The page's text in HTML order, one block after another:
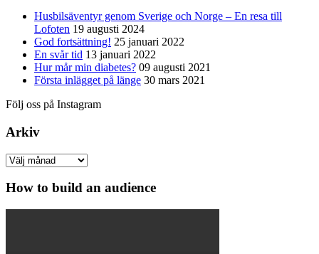
Husbilsäventyr genom Sverige och Norge – En resa till
Lofoten 19 augusti 2024
God fortsättning! 25 januari 2022
En svår tid 13 januari 2022
Hur mår min diabetes? 09 augusti 2021
Första inlägget på länge 30 mars 2021
Följ oss på Instagram
Arkiv
Arkiv
How to build an audience